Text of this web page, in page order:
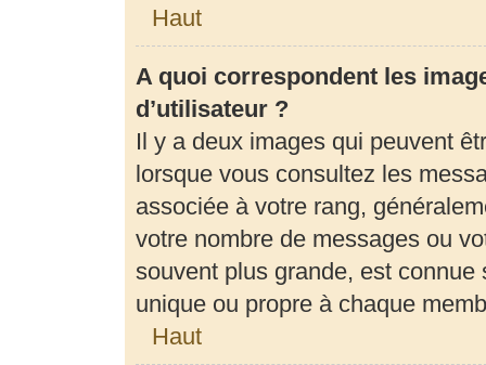
Haut
A quoi correspondent les
d’utilisateur ?
Il y a deux images qui peuvent
lorsque vous consultez les
associée à votre rang,
votre nombre de messages ou
souvent plus grande, est connue
unique ou propre à chaque
Haut